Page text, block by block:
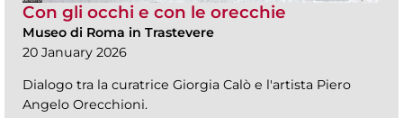
Con gli occhi e con le orecchie
Museo di Roma in Trastevere
20 January 2026
Dialogo tra la curatrice Giorgia Calò e l'artista Piero
Angelo Orecchioni.